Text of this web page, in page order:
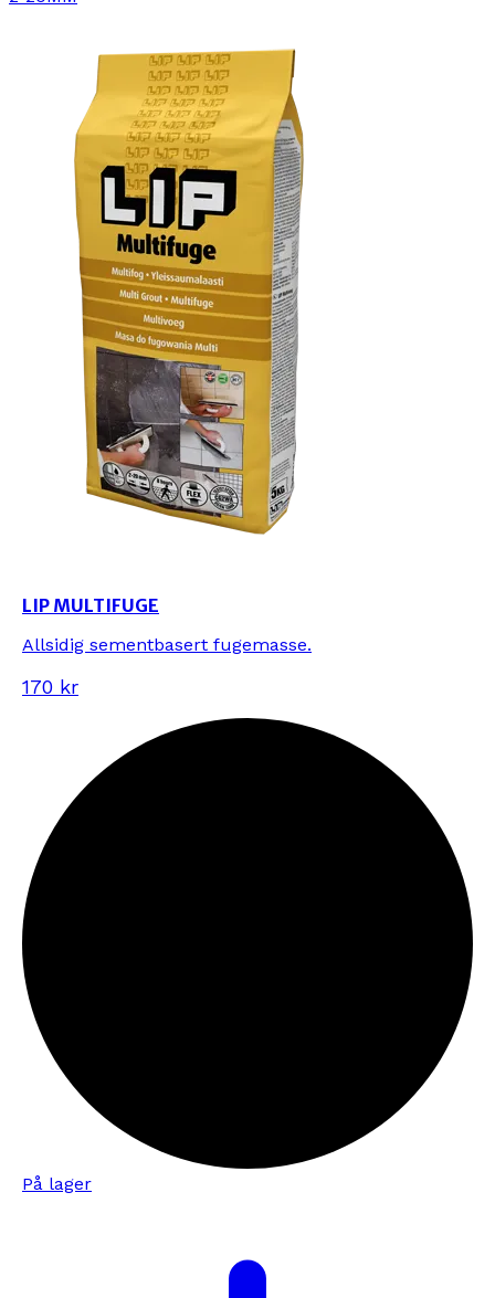
LIP MULTIFUGE
Allsidig sementbasert fugemasse.
170 kr
På lager